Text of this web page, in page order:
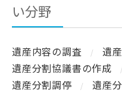
い分野
遺産内容の調査
遺
遺産分割協議書の作成
遺産分割調停
遺産